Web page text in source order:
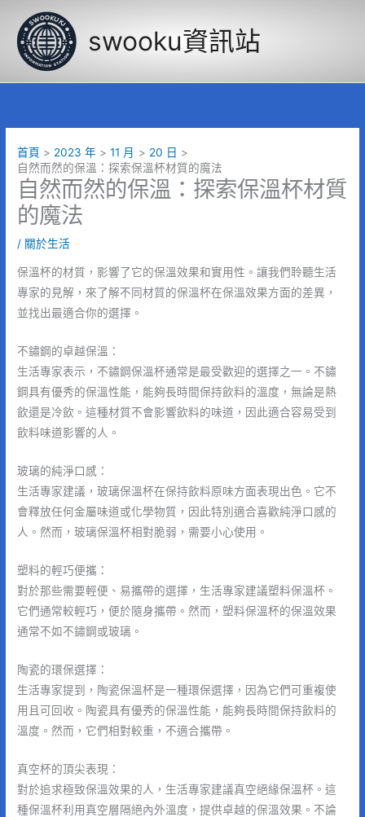
swooku資訊站
首頁 2023 年 11 月
20 日
自然而然的保溫：探索保溫杯材質的魔法
自然而然的保溫：探索保溫杯材質
的魔法
/ 關於生活
保溫杯的材質，影響了它的保溫效果和實用性。讓我們聆聽生活
專家的見解，來了解不同材質的保溫杯在保溫效果方面的差異，
並找出最適合你的選擇。
不鏽鋼的卓越保溫：
生活專家表示，不鏽鋼保溫杯通常是最受歡迎的選擇之一。不鏽
鋼具有優秀的保溫性能，能夠長時間保持飲料的溫度，無論是熱
飲還是冷飲。這種材質不會影響飲料的味道，因此適合容易受到
飲料味道影響的人。
玻璃的純淨口感：
生活專家建議，玻璃保溫杯在保持飲料原味方面表現出色。它不
會釋放任何金屬味道或化學物質，因此特別適合喜歡純淨口感的
人。然而，玻璃保溫杯相對脆弱，需要小心使用。
塑料的輕巧便攜：
對於那些需要輕便、易攜帶的選擇，生活專家建議塑料保溫杯。
它們通常較輕巧，便於隨身攜帶。然而，塑料保溫杯的保溫效果
通常不如不鏽鋼或玻璃。
陶瓷的環保選擇：
生活專家提到，陶瓷保溫杯是一種環保選擇，因為它們可重複使
用且可回收。陶瓷具有優秀的保溫性能，能夠長時間保持飲料的
溫度。然而，它們相對較重，不適合攜帶。
真空杯的頂尖表現：
對於追求極致保溫效果的人，生活專家建議真空絕緣保溫杯。這
種保溫杯利用真空層隔絕內外溫度，提供卓越的保溫效果。不論